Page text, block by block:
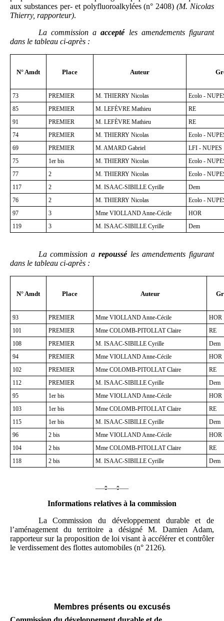
aux substances per- et polyfluoroalkylées (n° 2408)(M. Nicolas
Thierry, rapporteur).
La commission aacceptéles amendements figurant
dans le tableau ci-après :
N° Amdt Place Auteur
73 PREMIER M. THIERRY Nicolas
Ecolo -
85
PREMIER M. LEFÈVRE Mathieu
RE
91
PREMIER M. LEFÈVRE Mathieu
RE
74
PREMIER M. THIERRY Nicolas
Ecolo -
69
PREMIER M. AMARD Gabriel
LFI - NUPES
75
1er bis M. THIERRY Nicolas
Ecolo -
77
2 M. THIERRY Nicolas
Ecolo -
117
2 M. ISAAC-SIBILLE Cyrille
Dem
76
2 M. THIERRY Nicolas
Ecolo -
97
3 Mme VIOLLAND Anne-Cécile
HOR
119
3 M. ISAAC-SIBILLE Cyrille Dem
La commission a repousséles amendements figurant
dans le tableau ci-après :
N° Amdt Place Auteur
93 PREMIER Mme VIOLLAND Anne-Cécile
HOR
101
PREMIER Mme COLOMB-PITOLLAT Claire
RE
108
PREMIER M. ISAAC-SIBILLE Cyrille
Dem
94
PREMIER Mme VIOLLAND Anne-Cécile
HOR
102
PREMIER Mme COLOMB-PITOLLAT Claire
RE
112
PREMIER M. ISAAC-SIBILLE Cyrille
Dem
95
1er bis Mme VIOLLAND Anne-Cécile
HOR
103
1er bis Mme COLOMB-PITOLLAT Claire
RE
115
1er bis M. ISAAC-SIBILLE Cyrille
Dem
96
2 bis Mme VIOLLAND Anne-Cécile
HOR
104
2 bis Mme COLOMB-PITOLLAT Claire
RE
118
2 bis M. ISAAC-SIBILLE Cyrille Dem
——————
Informations relatives à la commission
La Commission du développement durable et de
l’aménagement du territoire a désigné M. Damien Adam,
rapporteur sur la proposition de loi visant à accélérer et contrôler
le verdissement des flottes automobiles (n° 2126).
Membres présents ou excusés